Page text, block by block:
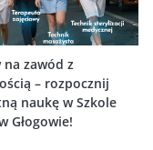
na zawód z
– rozpocznij
naukę w Szkole
Głogowie!